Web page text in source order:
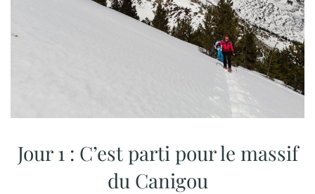
Jour 1 : C’est parti pour le massif
du Canigou